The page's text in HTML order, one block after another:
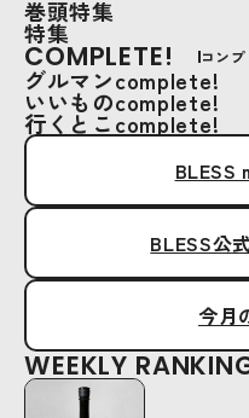
巻頭特集
特集
COMPLETE! コンプ
グルマンcomplete!
いいものcomplete!
行くとこcomplete!
BLESS
BLESS公
今月
WEEKLY